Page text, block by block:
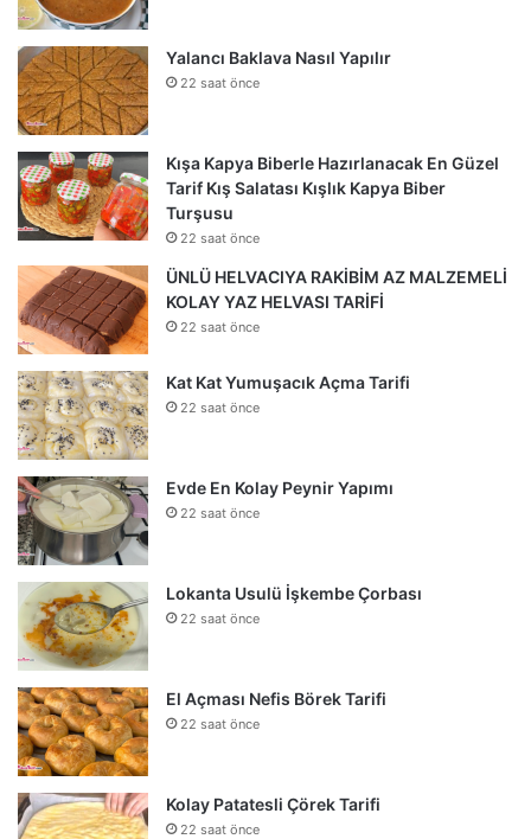
Yalancı Baklava Nasıl Yapılır
22 saat önce
Kışa Kapya Biberle Hazırlanacak En Güzel
Tarif Kış Salatası Kışlık Kapya Biber
Turşusu
22 saat önce
ÜNLÜ HELVACIYA RAKİBİM AZ MALZEMELİ
KOLAY YAZ HELVASI TARİFİ
22 saat önce
Kat Kat Yumuşacık Açma Tarifi
22 saat önce
Evde En Kolay Peynir Yapımı
22 saat önce
Lokanta Usulü İşkembe Çorbası
22 saat önce
El Açması Nefis Börek Tarifi
22 saat önce
Kolay Patatesli Çörek Tarifi
22 saat önce